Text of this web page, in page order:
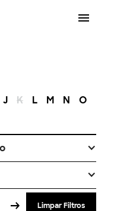
J K L M N O
Limpar Filtros